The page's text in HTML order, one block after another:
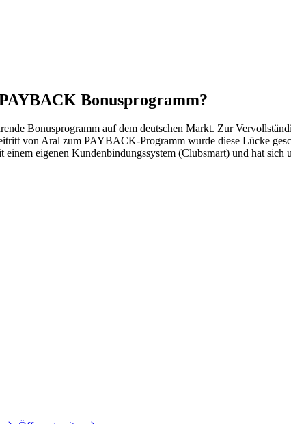
Bonusprogramm?
Bonusprogramm auf dem deutschen Markt. Zur
von Aral zum PAYBACK-Programm wurde diese Lücke
einem eigenen Kundenbindungssystem (Clubsmart) und hat